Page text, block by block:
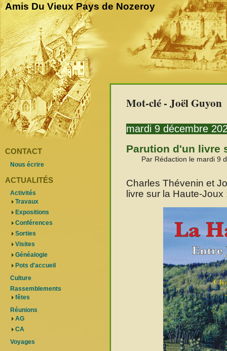
Amis Du Vieux Pays de Nozeroy
Mot-clé - Joël Guyon
mardi 9 décembre
Parution d'un livre
Par Rédaction le mardi 9
Charles Thévenin et
livre sur la Haute-Joux
CONTACT
Nous écrire
ACTUALITÉS
Activités
Travaux
Expositions
Conférences
Sorties
Visites
Généalogie
Pots d'accueil
Culture
Rassemblements
fêtes
Réunions
AG
CA
Voyages